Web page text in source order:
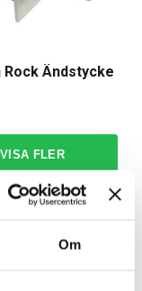
Om
Rock Ändstycke
I webblager